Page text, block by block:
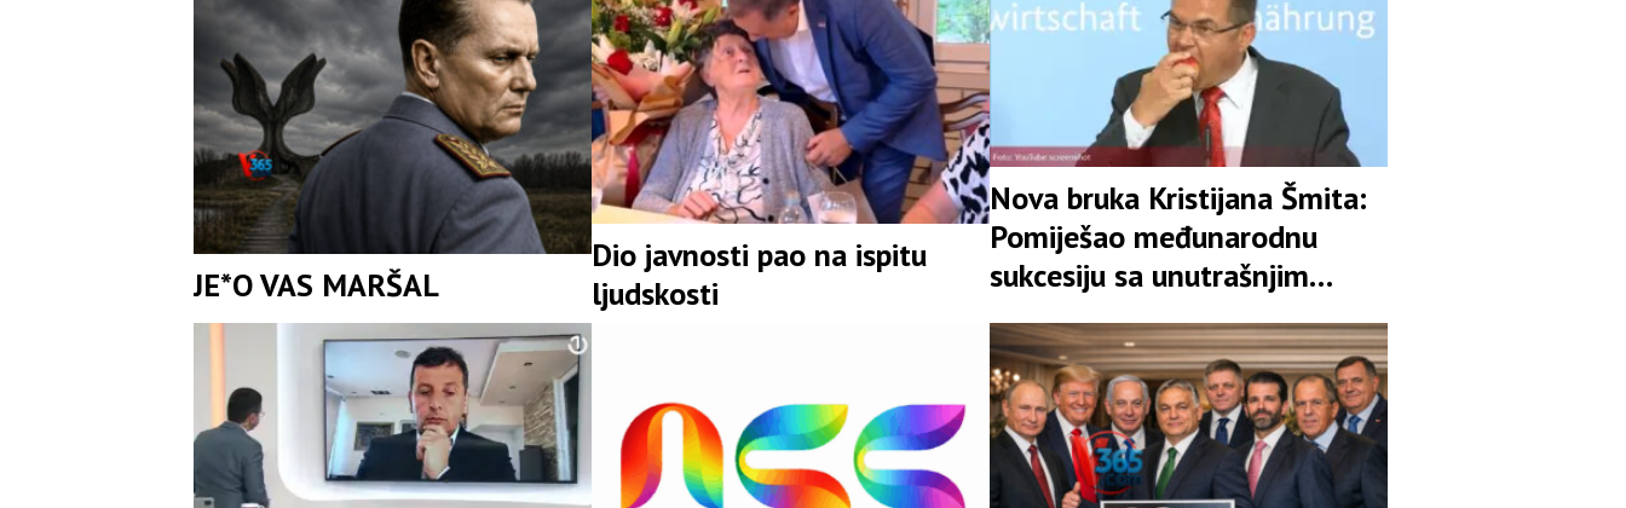
JE*O VAS MARŠAL
Dio javnosti pao na ispitu
ljudskosti
Nova bruka Kristijana Šmita:
Pomiješao međunarodnu
sukcesiju sa unutrašnjim
pitanjem državne imovine u
BiH